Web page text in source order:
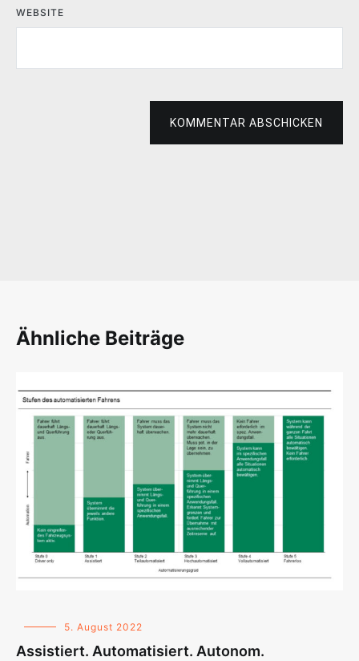
WEBSITE
KOMMENTAR ABSCHICKEN
Ähnliche Beiträge
5. August 2022
Assistiert. Automatisiert. Autonom.